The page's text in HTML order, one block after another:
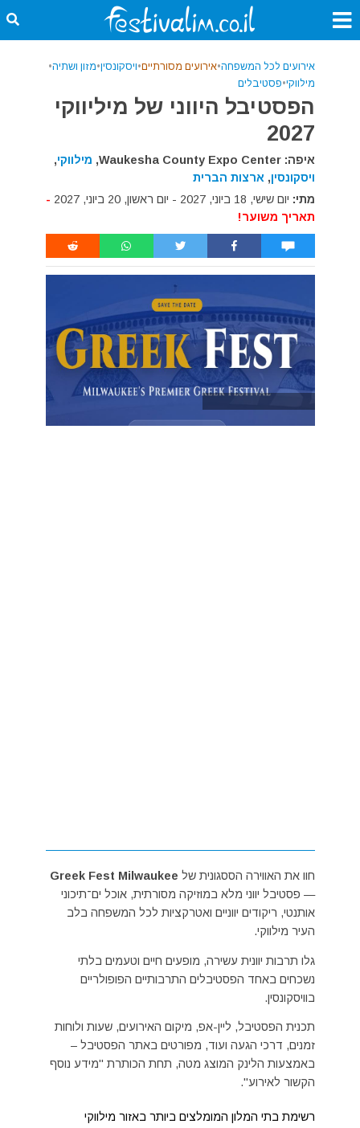
אירועים לכל המשפחה•אירועים מסורתיים•ויסקונסין•מזון ושתיה•
מילווקי•פסטיבלים
הפסטיבל היווני של מיליווקי
2027
איפה: Waukesha County Expo Center, מילווקי,
ויסקונסין, ארצות הברית
מתי: יום שישי, 18 ביוני, 2027 - יום ראשון, 20 ביוני, 2027
-
תאריך משוער!
חוו את האווירה הססגונית של Greek Fest Milwaukee
— פסטיבל יווני מלא במוזיקה מסורתית, אוכל ים־תיכוני
אותנטי, ריקודים יווניים ואטרקציות לכל המשפחה בלב
העיר מילווקי.
גלו תרבות יוונית עשירה, מופעים חיים וטעמים בלתי
נשכחים באחד הפסטיבלים התרבותיים הפופולריים
בוויסקונסין.
תכנית הפסטיבל, ליין-אפ, מיקום האירועים, שעות ולוחות
זמנים, דרכי הגעה ועוד, מפורטים באתר הפסטיבל –
באמצעות הלינק המוצג מטה, תחת הכותרת "מידע נוסף
הקשור לאירוע".
רשימת בתי המלון המומלצים ביותר באזור מילווקי